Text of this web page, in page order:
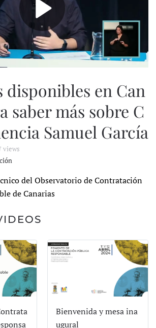
disponibles en Can
saber más sobre C
Samuel García
views
del Observatorio de Contratación
de Canarias
Bienvenida y mesa ina
ugural